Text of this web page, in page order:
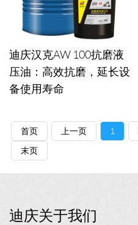
迪庆汉克AW 100抗磨液
压油：高效抗磨，延长设
备使用寿命
首页 上一页 1
末页
迪庆关于我们